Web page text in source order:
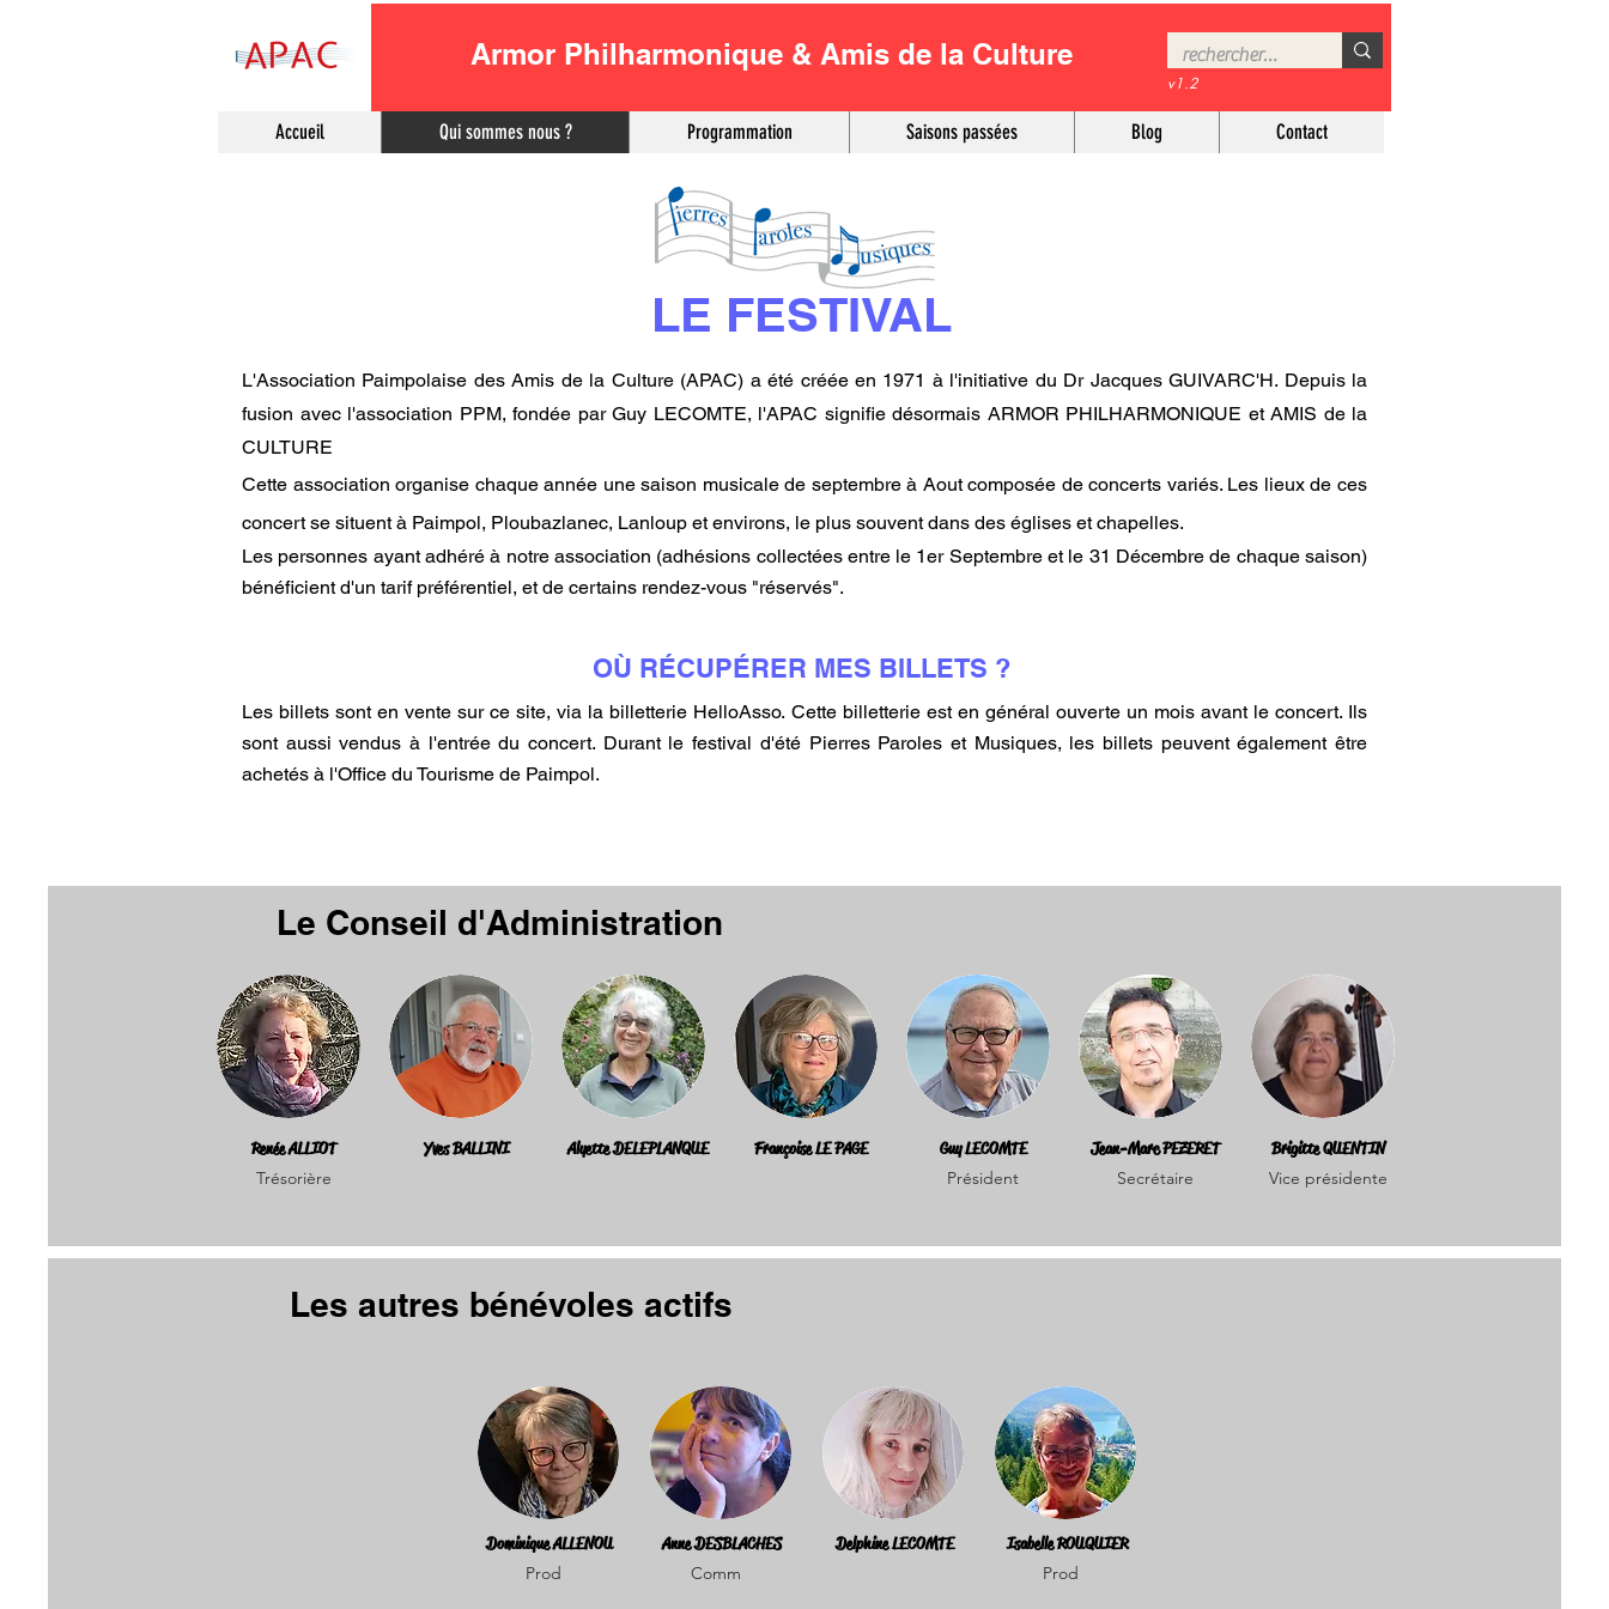
Armor Philharmonique & Amis de la Culture
v1.2
Accueil Qui sommes nous ? Programmation Saisons passées Blog Contact
LE FESTIVAL
L'Association Paimpolaise des Amis de la Culture (APAC) a été créée en 1971 à l'initiative du Dr Jacques GUIVARC'H. Depuis la
fusion avec l'association PPM, fondée par Guy LECOMTE, l'APAC signifie désormais ARMOR PHILHARMONIQUE et AMIS de la
CULTURE
Cette association organise chaque année une saison musicale de septembre à Aout composée de concerts variés. Les lieux de ces
concert se situent à Paimpol, Ploubazlanec, Lanloup et environs, le plus souvent dans des églises et chapelles.
Les personnes ayant adhéré à notre association (adhésions collectées entre le 1er Septembre et le 31 Décembre de chaque saison)
bénéficient d'un tarif préférentiel, et de certains rendez-vous "réservés".
OÙ RÉCUPÉRER MES BILLETS ?
Les billets sont en vente sur ce site, via la billetterie HelloAsso. Cette billetterie est en général ouverte un mois avant le concert. Ils
sont aussi vendus à l'entrée du concert. Durant le festival d'été Pierres Paroles et Musiques, les billets peuvent également être
achetés à l'Office du Tourisme de Paimpol.
Le Conseil d'Administration
Renée ALLIOT
Trésorière
Yves BALLINI Alyette DELEPLANQUE Françoise LE PAGE
Guy LECOMTE
Président
Jean-Marc PEZERET
Secrétaire
Brigitte QUENTIN
Vice présidente
Les autres bénévoles actifs
Dominique ALLENOU
Prod
Anne DESBLACHES
Comm
Delphine LECOMTE
Isabelle ROUQUIER
Prod